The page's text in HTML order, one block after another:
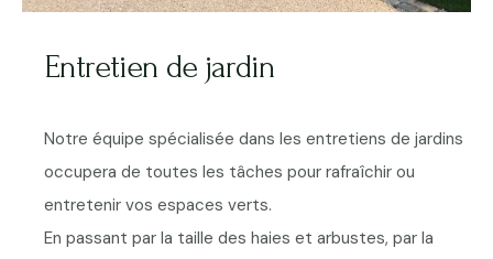
Entretien de jardin
Notre équipe spécialisée dans les entretiens de jardins
occupera de toutes les tâches pour rafraîchir ou
entretenir vos espaces verts.
En passant par la taille des haies et arbustes, par la